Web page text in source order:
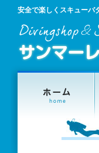
安全で楽しくスキューバ